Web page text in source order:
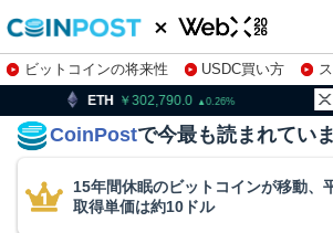
ビットコインの将来性 USDC買い方
株特集・関連銘柄
0.26 XRP 0.31
CoinPostで今最も読まれてい
15年間休眠のビットコインが移動、
取得単価は約10ドル